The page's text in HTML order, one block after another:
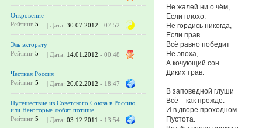
Откровение
Рейтинг 5 | Дата: 30.07.2012 - 07:52
Эль экторату
Рейтинг 5 | Дата: 14.01.2012 - 00:48
Честная Россия
Рейтинг 5 | Дата: 20.02.2012 - 18:47
Путешествие из Советского Союза в Россию,
или Некоторые любят потише
Рейтинг 5 | Дата: 03.12.2011 - 13:54
Не жалей ни о чём,
Если плохо.
Не гордись никогда,
Если прав.
Всё равно победит
Не эпоха,
А кочующий сон
Диких трав.
В заповедной глуши
Всё – как прежде.
И в дворе проходном –
Пустота.